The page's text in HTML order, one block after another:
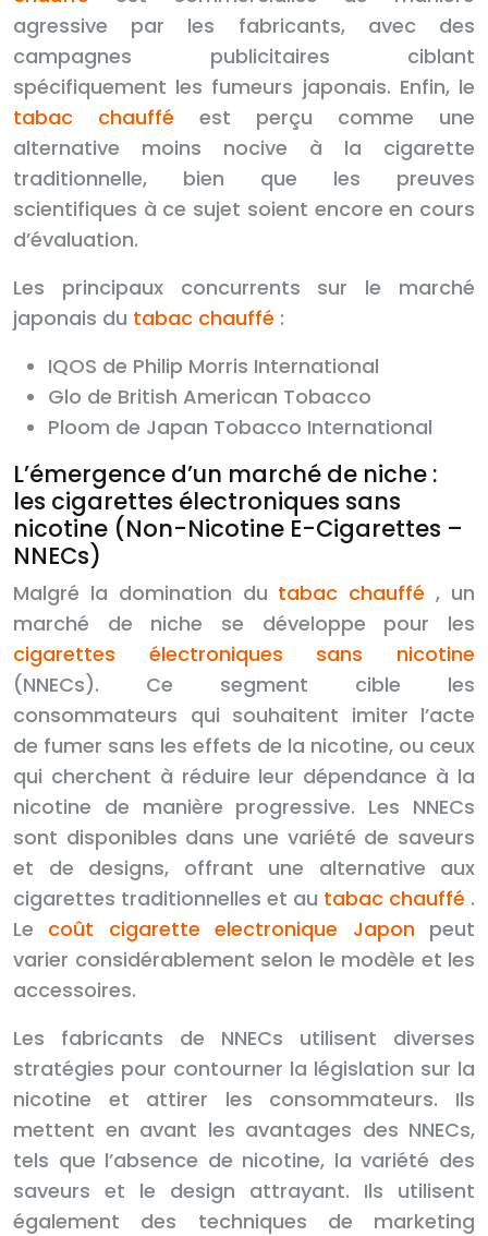
agressive par les fabricants, avec des
campagnes publicitaires ciblant
spécifiquement les fumeurs japonais. Enfin, le
tabac chauffé est perçu comme une
alternative moins nocive à la cigarette
traditionnelle, bien que les preuves
scientifiques à ce sujet soient encore en cours
d’évaluation.
Les principaux concurrents sur le marché
japonais du tabac chauffé :
IQOS de Philip Morris International
Glo de British American Tobacco
Ploom de Japan Tobacco International
L’émergence d’un marché de niche :
les cigarettes électroniques sans
nicotine (Non-Nicotine E-Cigarettes –
NNECs)
Malgré la domination du tabac chauffé, un
marché de niche se développe pour les
cigarettes électroniques sans nicotine
(NNECs). Ce segment cible les
consommateurs qui souhaitent imiter l’acte
de fumer sans les effets de la nicotine, ou ceux
qui cherchent à réduire leur dépendance à la
nicotine de manière progressive. Les NNECs
sont disponibles dans une variété de saveurs
et de designs, offrant une alternative aux
cigarettes traditionnelles et au tabac chauffé .
Le coût cigarette electronique Japon peut
varier considérablement selon le modèle et les
accessoires.
Les fabricants de NNECs utilisent diverses
stratégies pour contourner la législation sur la
nicotine et attirer les consommateurs. Ils
mettent en avant les avantages des NNECs,
tels que l’absence de nicotine, la variété des
saveurs et le design attrayant. Ils utilisent
également des techniques de marketing